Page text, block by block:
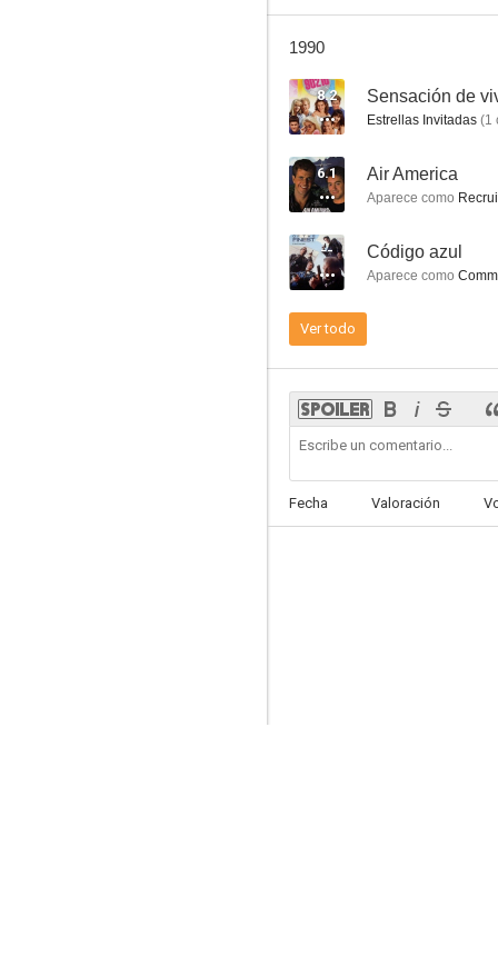
7.0
Apartamento para tres
6.5
1990
8.2 Sensación de
Estrellas Invitadas (1
6.1 Air America
Aparece como
-- Código azul
Aparece como
Ver todo
Fecha Valoración